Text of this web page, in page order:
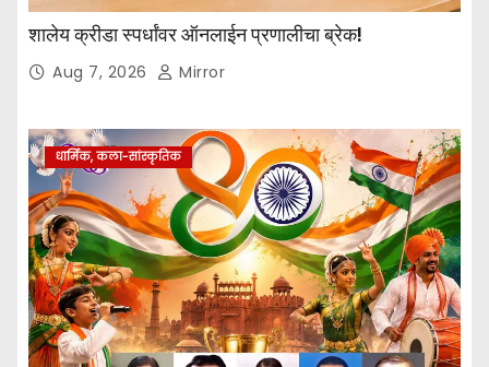
शालेय क्रीडा स्पर्धांवर ऑनलाईन प्रणालीचा ब्रेक!
Aug 7, 2026 Mirror
धार्मिक, कला-सांस्कृतिक